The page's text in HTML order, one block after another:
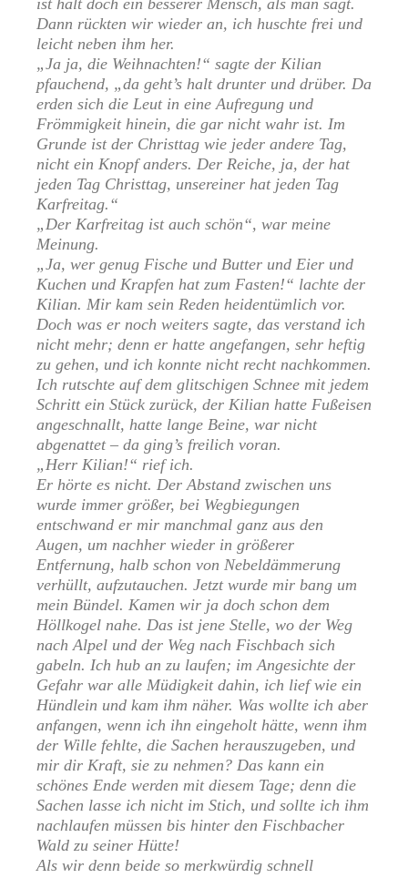
ist halt doch ein besserer Mensch, als man sagt.
Dann rückten wir wieder an, ich huschte frei und
leicht neben ihm her.
„Ja ja, die Weihnachten!“ sagte der Kilian
pfauchend, „da geht’s halt drunter und drüber. Da
erden sich die Leut in eine Aufregung und
Frömmigkeit hinein, die gar nicht wahr ist. Im
Grunde ist der Christtag wie jeder andere Tag,
nicht ein Knopf anders. Der Reiche, ja, der hat
jeden Tag Christtag, unsereiner hat jeden Tag
Karfreitag.“
„Der Karfreitag ist auch schön“, war meine
Meinung.
„Ja, wer genug Fische und Butter und Eier und
Kuchen und Krapfen hat zum Fasten!“ lachte der
Kilian. Mir kam sein Reden heidentümlich vor.
Doch was er noch weiters sagte, das verstand ich
nicht mehr; denn er hatte angefangen, sehr heftig
zu gehen, und ich konnte nicht recht nachkommen.
Ich rutschte auf dem glitschigen Schnee mit jedem
Schritt ein Stück zurück, der Kilian hatte Fußeisen
angeschnallt, hatte lange Beine, war nicht
abgenattet – da ging’s freilich voran.
„Herr Kilian!“ rief ich.
Er hörte es nicht. Der Abstand zwischen uns
wurde immer größer, bei Wegbiegungen
entschwand er mir manchmal ganz aus den
Augen, um nachher wieder in größerer
Entfernung, halb schon von Nebeldämmerung
verhüllt, aufzutauchen. Jetzt wurde mir bang um
mein Bündel. Kamen wir ja doch schon dem
Höllkogel nahe. Das ist jene Stelle, wo der Weg
nach Alpel und der Weg nach Fischbach sich
gabeln. Ich hub an zu laufen; im Angesichte der
Gefahr war alle Müdigkeit dahin, ich lief wie ein
Hündlein und kam ihm näher. Was wollte ich aber
anfangen, wenn ich ihn eingeholt hätte, wenn ihm
der Wille fehlte, die Sachen herauszugeben, und
mir dir Kraft, sie zu nehmen? Das kann ein
schönes Ende werden mit diesem Tage; denn die
Sachen lasse ich nicht im Stich, und sollte ich ihm
nachlaufen müssen bis hinter den Fischbacher
Wald zu seiner Hütte!
Als wir denn beide so merkwürdig schnell